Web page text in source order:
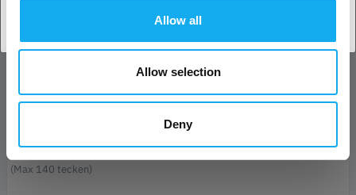
Allow all
Allow selection
Deny
Företag
Telefon